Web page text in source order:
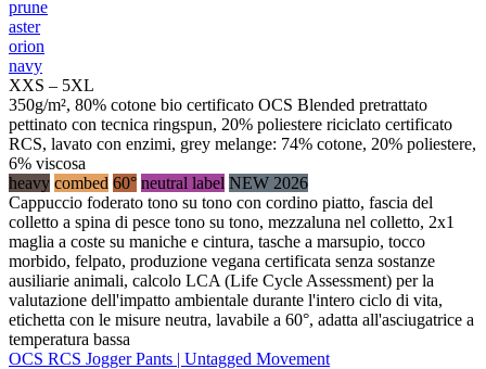
prune
aster
orion
navy
XXS – 5XL
350g/m², 80% cotone bio certificato OCS Blended pretrattato
pettinato con tecnica ringspun, 20% poliestere riciclato certificato
RCS, lavato con enzimi, grey melange: 74% cotone, 20% poliestere,
6% viscosa
heavy combed 60° neutral label NEW 2026
Cappuccio foderato tono su tono con cordino piatto, fascia del
colletto a spina di pesce tono su tono, mezzaluna nel colletto, 2x1
maglia a coste su maniche e cintura, tasche a marsupio, tocco
morbido, felpato, produzione vegana certificata senza sostanze
ausiliarie animali, calcolo LCA (Life Cycle Assessment) per la
valutazione dell'impatto ambientale durante l'intero ciclo di vita,
etichetta con le misure neutra, lavabile a 60°, adatta all'asciugatrice a
temperatura bassa
OCS RCS Jogger Pants | Untagged Movement